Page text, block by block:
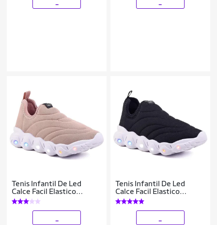
Tenis Infantil De Led
Calce Facil Elastico
Meninas Feminino
Tenis Infantil De Led
Calce Facil Elastico
Meninos Masculino